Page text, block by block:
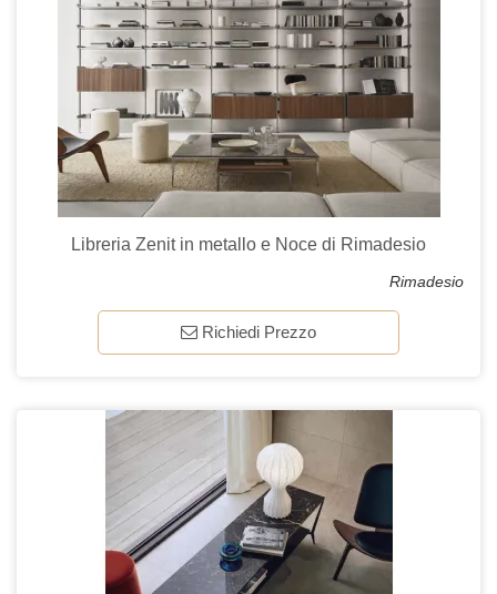
Libreria Zenit in metallo e Noce di Rimadesio
Rimadesio
Richiedi Prezzo